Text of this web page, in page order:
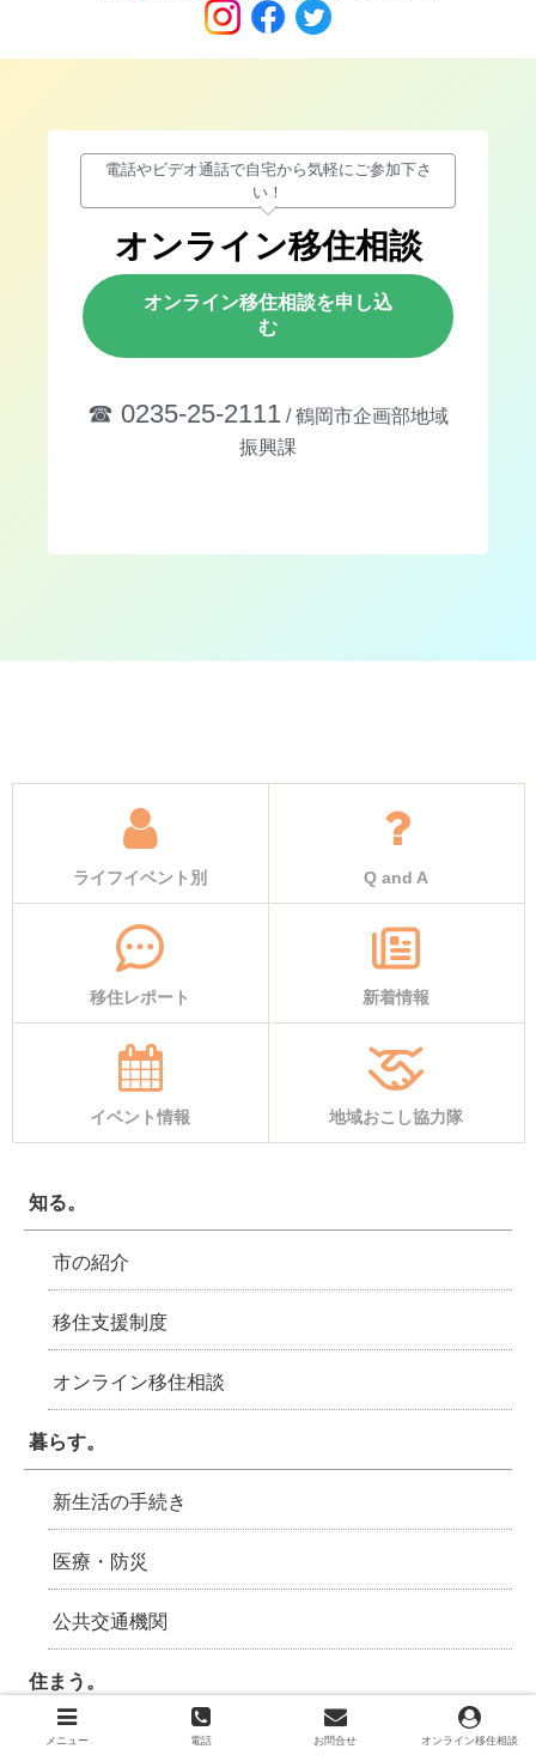
電話やビデオ通話で自宅から気軽にご参加下さ
い！
オンライン移住相談
オンライン移住相談を申し込
む
☎︎ 0235-25-2111 / 鶴岡市企画部地域
振興課
ライフイベント別 Q and A
移住レポート 新着情報
イベント情報 地域おこし協力隊
知る。
市の紹介
移住支援制度
オンライン移住相談
暮らす。
新生活の手続き
医療・防災
公共交通機関
住まう。
お試し住宅
メニュー 電話 お問合せ オンライン移住相談